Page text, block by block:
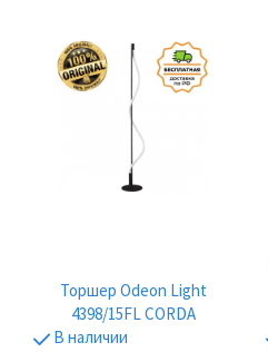
Торшер Odeon Light
4398/15FL CORDA
В наличии